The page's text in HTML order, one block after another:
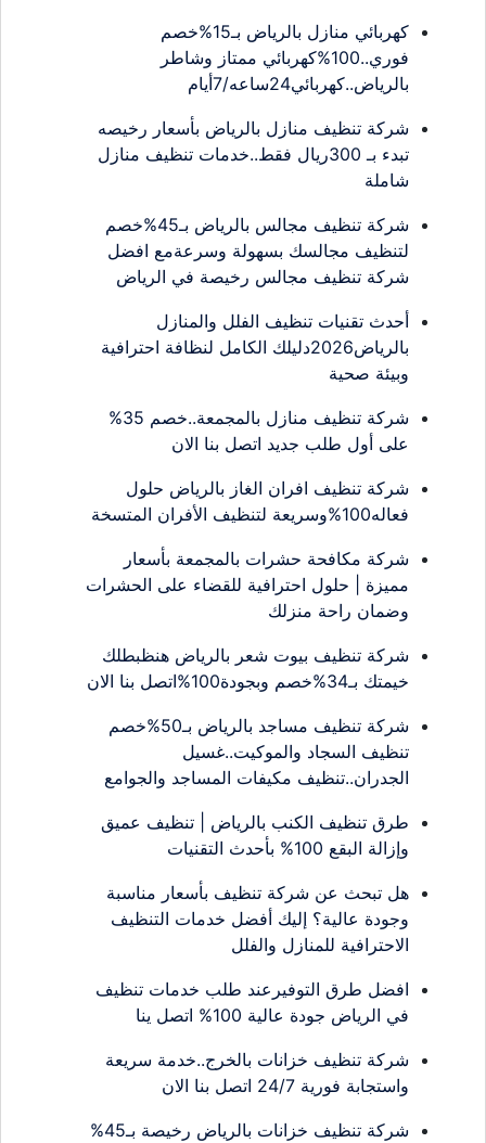
كهربائي منازل بالرياض بـ15%خصم
فوري..100%كهربائي ممتاز وشاطر
بالرياض..كهربائي24ساعه/7أيام
شركة تنظيف منازل بالرياض بأسعار رخيصه
تبدء بـ 300ريال فقط..خدمات تنظيف منازل
شاملة
شركة تنظيف مجالس بالرياض بـ45%خصم
لتنظيف مجالسك بسهولة وسرعةمع افضل
شركة تنظيف مجالس رخيصة في الرياض
أحدث تقنيات تنظيف الفلل والمنازل
بالرياض2026دليلك الكامل لنظافة احترافية
وبيئة صحية
شركة تنظيف منازل بالمجمعة..خصم 35%
على أول طلب جديد اتصل بنا الان
شركة تنظيف افران الغاز بالرياض حلول
فعاله100%وسريعة لتنظيف الأفران المتسخة
شركة مكافحة حشرات بالمجمعة بأسعار
مميزة | حلول احترافية للقضاء على الحشرات
وضمان راحة منزلك
شركة تنظيف بيوت شعر بالرياض هنظبطلك
خيمتك بـ34%خصم وبجودة100%اتصل بنا الان
شركة تنظيف مساجد بالرياض بـ50%خصم
تنظيف السجاد والموكيت..غسيل
الجدران..تنظيف مكيفات المساجد والجوامع
طرق تنظيف الكنب بالرياض | تنظيف عميق
وإزالة البقع 100% بأحدث التقنيات
هل تبحث عن شركة تنظيف بأسعار مناسبة
وجودة عالية؟ إليك أفضل خدمات التنظيف
الاحترافية للمنازل والفلل
افضل طرق التوفيرعند طلب خدمات تنظيف
في الرياض جودة عالية 100% اتصل ينا
شركة تنظيف خزانات بالخرج..خدمة سريعة
واستجابة فورية 24/7 اتصل بنا الان
شركة تنظيف خزانات بالرياض رخيصة بـ45%